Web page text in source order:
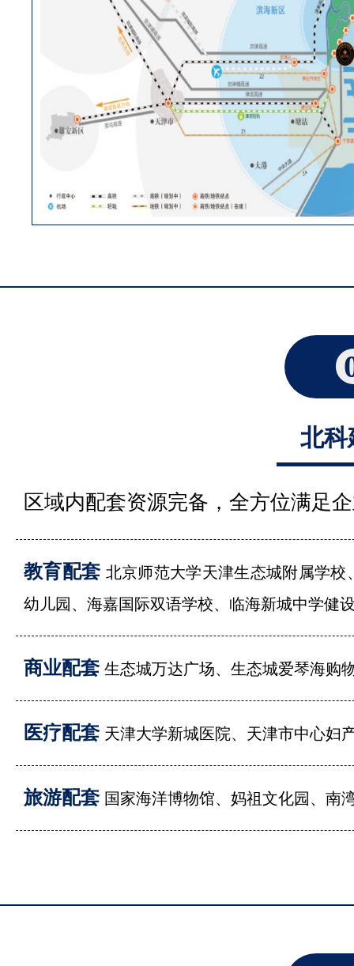
北科
区域内配套资源完备，全方位满足
教育配套 北京师范大学天津生态城附属学
幼儿园、海嘉国际双语学校、临海新城中学健
商业配套 生态城万达广场、生态城爱琴海购
医疗配套 天津大学新城医院、天津市中心妇
旅游配套 国家海洋博物馆、妈祖文化园、南